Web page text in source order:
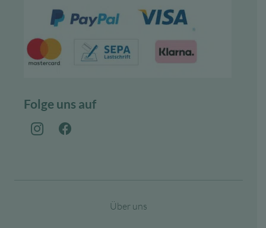
Folge uns auf
Über uns